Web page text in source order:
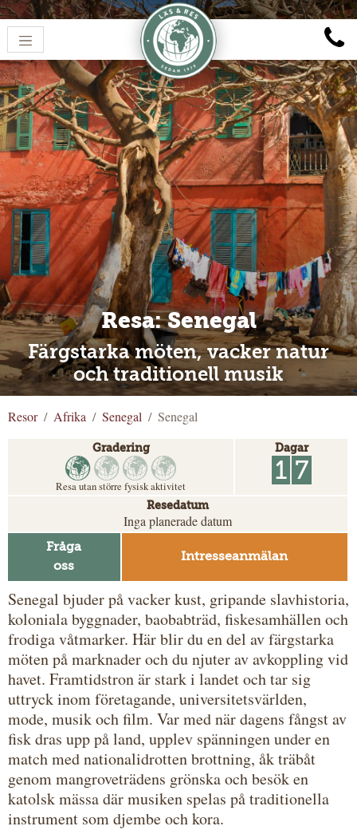
Resa: Senegal
Färgstarka möten, vacker natur
och traditionell musik
Resor Afrika Senegal Senegal
Gradering
Resa utan större fysisk aktivitet
Dagar
1 7
Resedatum
Inga planerade datum
Fråga
oss
Intresseanmälan
Senegal bjuder på vacker kust, gripande slavhistoria,
koloniala byggnader, baobabträd, fiskesamhällen och
frodiga våtmarker. Här blir du en del av färgstarka
möten på marknader och du njuter av avkoppling vid
havet. Framtidstron är stark i landet och tar sig
uttryck inom företagande, universitetsvärlden,
mode, musik och film. Var med när dagens fångst av
fisk dras upp på land, upplev spänningen under en
match med nationalidrotten brottning, åk träbåt
genom mangroveträdens grönska och besök en
katolsk mässa där musiken spelas på traditionella
instrument som djembe och kora.